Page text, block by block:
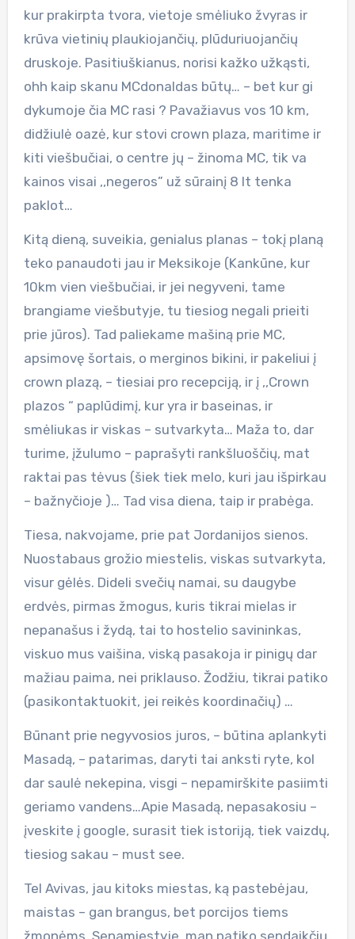
kur prakirpta tvora, vietoje smėliuko žvyras ir
krūva vietinių plaukiojančių, plūduriuojančių
druskoje. Pasitiuškianus, norisi kažko užkąsti,
ohh kaip skanu MCdonaldas būtų… – bet kur gi
dykumoje čia MC rasi ? Pavažiavus vos 10 km,
didžiulė oazė, kur stovi crown plaza, maritime ir
kiti viešbučiai, o centre jų – žinoma MC, tik va
kainos visai ,,negeros” už sūrainį 8 lt tenka
paklot…
Kitą dieną, suveikia, genialus planas – tokį planą
teko panaudoti jau ir Meksikoje (Kankūne, kur
10km vien viešbučiai, ir jei negyveni, tame
brangiame viešbutyje, tu tiesiog negali prieiti
prie jūros). Tad paliekame mašiną prie MC,
apsimovę šortais, o merginos bikini, ir pakeliui į
crown plazą, – tiesiai pro recepciją, ir į ,,Crown
plazos “ paplūdimį, kur yra ir baseinas, ir
smėliukas ir viskas – sutvarkyta… Maža to, dar
turime, įžulumo – paprašyti rankšluoščių, mat
raktai pas tėvus (šiek tiek melo, kuri jau išpirkau
– bažnyčioje )… Tad visa diena, taip ir prabėga.
Tiesa, nakvojame, prie pat Jordanijos sienos.
Nuostabaus grožio miestelis, viskas sutvarkyta,
visur gėlės. Dideli svečių namai, su daugybe
erdvės, pirmas žmogus, kuris tikrai mielas ir
nepanašus i žydą, tai to hostelio savininkas,
viskuo mus vaišina, viską pasakoja ir pinigų dar
mažiau paima, nei priklauso. Žodžiu, tikrai patiko
(pasikontaktuokit, jei reikės koordinačių) …
Būnant prie negyvosios juros, – būtina aplankyti
Masadą, – patarimas, daryti tai anksti ryte, kol
dar saulė nekepina, visgi – nepamirškite pasiimti
geriamo vandens…Apie Masadą, nepasakosiu –
įveskite į google, surasit tiek istoriją, tiek vaizdų,
tiesiog sakau – must see.
Tel Avivas, jau kitoks miestas, ką pastebėjau,
maistas – gan brangus, bet porcijos tiems
žmonėms. Senamiestyje, man patiko sendaikčių